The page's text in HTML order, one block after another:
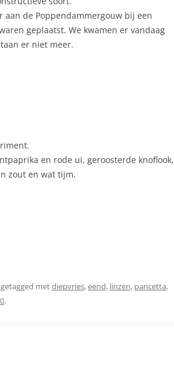
aan de Poppendammergouw bij een
geplaatst. We kwamen er vandaag
er niet meer.
en rode ui, geroosterde knoflook,
zout en wat tijm.
metdiepvries,eend, linzen, pancetta,
.